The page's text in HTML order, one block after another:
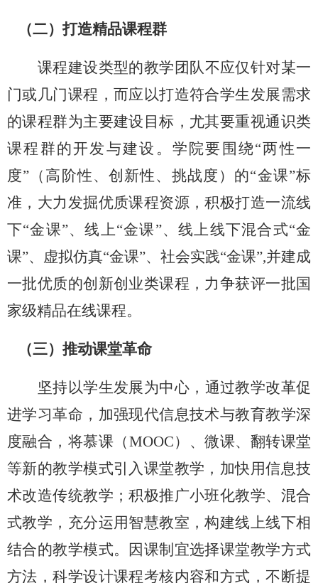
（二）打造精品课程群
课程建设类型的教学团队不应仅针对某一
门或几门课程，而应以打造符合学生发展需求
的课程群为主要建设目标，尤其要重视通识类
课程群的开发与建设。学院要围绕“两性一
度”（高阶性、创新性、挑战度）的“金课”标
准，大力发掘优质课程资源，积极打造一流线
下“金课”、线上“金课”、线上线下混合式“金
课”、虚拟仿真“金课”、社会实践“金课”,并建成
一批优质的创新创业类课程，力争获评一批国
家级精品在线课程。
（三）推动课堂革命
坚持以学生发展为中心，通过教学改革促
进学习革命，加强现代信息技术与教育教学深
度融合，将慕课（MOOC）、微课、翻转课堂
等新的教学模式引入课堂教学，加快用信息技
术改造传统教学；积极推广小班化教学、混合
式教学，充分运用智慧教室，构建线上线下相
结合的教学模式。因课制宜选择课堂教学方式
方法，科学设计课程考核内容和方式，不断提